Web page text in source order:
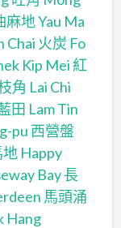
麻地 Yau Ma
Chai 火炭 Fo
Kip Mei 紅
角 Lai Chi
田 Lam Tin
pu 西營盤
Happy
Bay長
馬頭涌
Hang